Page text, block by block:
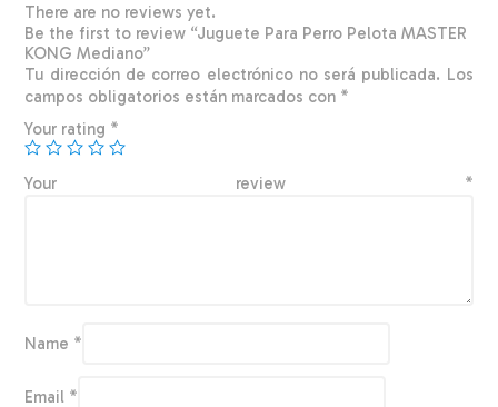
There are no reviews yet.
Be the first to review “Juguete Para Perro Pelota MASTER
KONG Mediano”
Tu dirección de correo electrónico no será publicada. Los
campos obligatorios están marcados con *
Your rating *
Your review *
Name *
Email *